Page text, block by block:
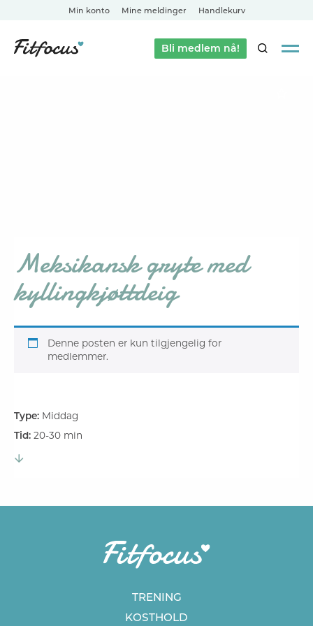
Min konto Mine meldinger Handlekurv
Bli medlem nå!SØK
Meksikansk gryte med
kyllingkjøttdeig
Denne posten er kun tilgjengelig for
medlemmer.
Type: Middag
Tid: 20-30 min
TRENING
KOSTHOLD